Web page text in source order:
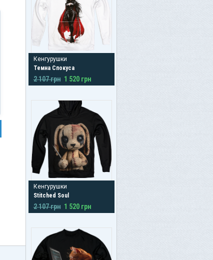
Кенгурушки
Темна Спокуса
2 107 грн 1 520 грн
Кенгурушки
Stitched Soul
2 107 грн 1 520 грн